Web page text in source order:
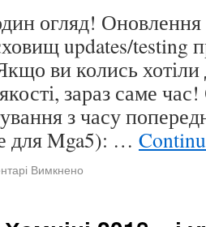
огляд! Оновлення
updates/testing
ви колись хотіли
зараз саме
з часу
для Mga5): …
Вимкнено